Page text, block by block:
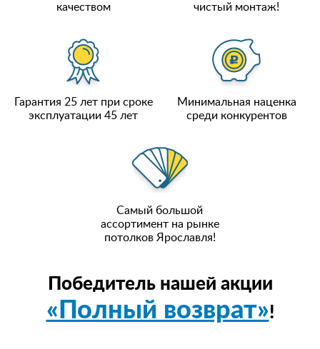
качеством
чистый монтаж!
Гарантия 25 лет при сроке
эксплуатации 45 лет
Минимальная наценка
среди конкурентов
Самый большой
ассортимент на рынке
потолков Ярославля!
Победитель нашей акции
«Полный возврат»!